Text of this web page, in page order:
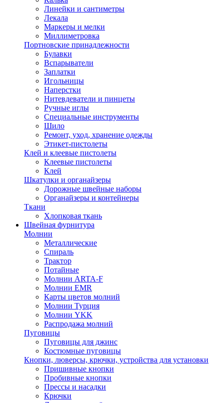
Линейки и сантиметры
Лекала
Маркеры и мелки
Миллиметровка
Портновские принадлежности
Булавки
Вспарыватели
Заплатки
Игольницы
Наперстки
Нитевдеватели и пинцеты
Ручные иглы
Специальные инструменты
Шило
Ремонт, уход, хранение одежды
Этикет-пистолеты
Клей и клеевые пистолеты
Клеевые пистолеты
Клей
Шкатулки и органайзеры
Дорожные швейные наборы
Органайзеры и контейнеры
Ткани
Хлопковая ткань
Швейная фурнитура
Молнии
Металлические
Спираль
Трактор
Потайные
Молнии ARTA-F
Молнии EMR
Карты цветов молний
Молнии Турция
Молнии YKK
Распродажа молний
Пуговицы
Пуговицы для джинс
Костюмные пуговицы
Кнопки, люверсы, крючки, устройства для установки
Пришивные кнопки
Пробивные кнопки
Прессы и насадки
Крючки